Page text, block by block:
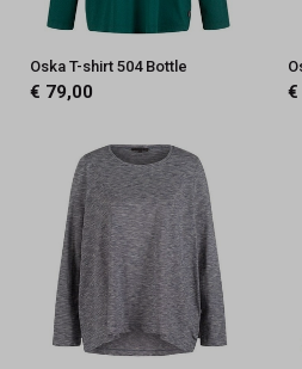
Oska T-shirt 504 Bottle
€ 79,00 €